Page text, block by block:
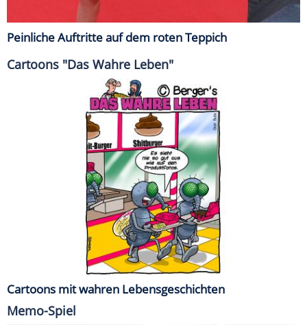
Peinliche Auftritte auf dem roten Teppich
Cartoons "Das Wahre Leben"
Cartoons mit wahren Lebensgeschichten
Memo-Spiel